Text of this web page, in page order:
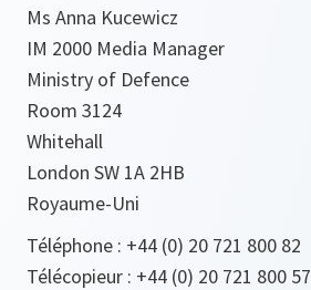
Ms Anna Kucewicz
IM 2000 Media Manager
Ministry of Defence
Room 3124
Whitehall
London SW 1A 2HB
Royaume-Uni
Téléphone : +44 (0) 20 721 800 82
Télécopieur : +44 (0) 20 721 800 57